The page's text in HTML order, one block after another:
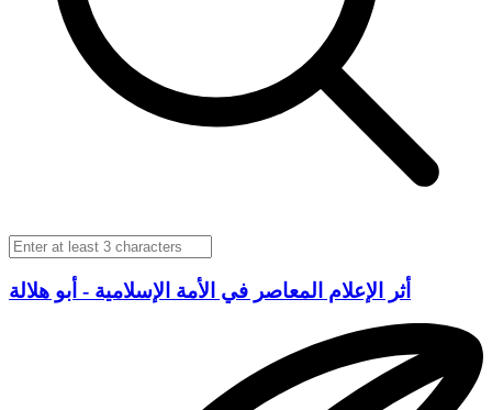
أثر الإعلام المعاصر في الأمة الإسلامية - أبو هلالة